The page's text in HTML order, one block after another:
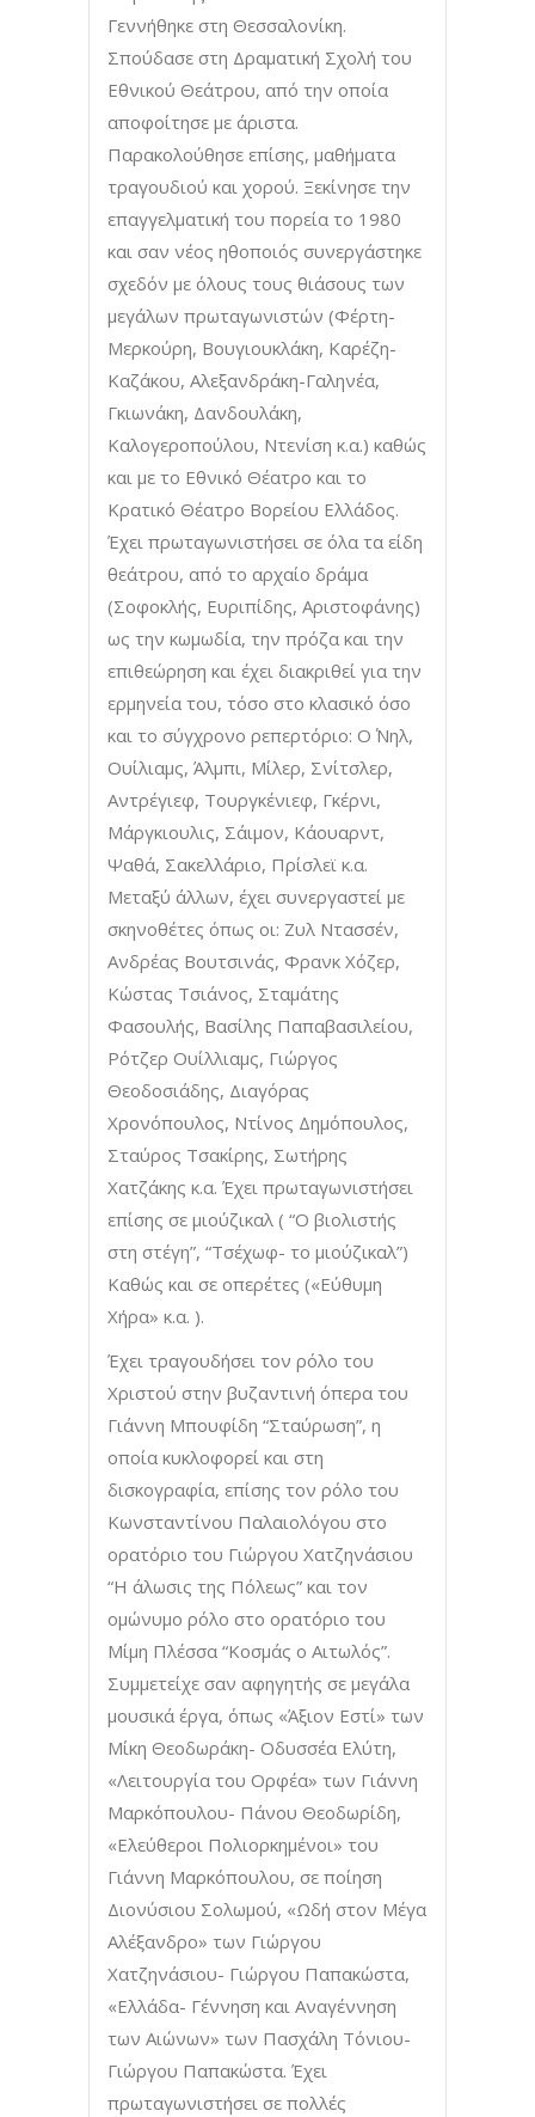
Γεννήθηκε στη Θεσσαλονίκη.
Σπούδασε στη Δραματική Σχολή του
Εθνικού Θεάτρου, από την οποία
αποφοίτησε με άριστα.
Παρακολούθησε επίσης, μαθήματα
τραγουδιού και χορού. Ξεκίνησε την
επαγγελματική του πορεία το 1980
και σαν νέος ηθοποιός συνεργάστηκε
σχεδόν με όλους τους θιάσους των
μεγάλων πρωταγωνιστών (Φέρτη-
Μερκούρη, Bουγιουκλάκη, Καρέζη-
Καζάκου, Αλεξανδράκη-Γαληνέα,
Γκιωνάκη, Δανδουλάκη,
Καλογεροπούλου, Ντενίση κ.α.) καθώς
και με το Εθνικό Θέατρο και το
Κρατικό Θέατρο Βορείου Ελλάδος.
Έχει πρωταγωνιστήσει σε όλα τα είδη
θεάτρου, από το αρχαίο δράμα
(Σοφοκλής, Ευριπίδης, Αριστοφάνης)
ως την κωμωδία, την πρόζα και την
επιθεώρηση και έχει διακριθεί για την
ερμηνεία του, τόσο στο κλασικό όσο
και το σύγχρονο ρεπερτόριο: Ο΄ Νηλ,
Ουίλιαμς, Άλμπι, Μίλερ, Σνίτσλερ,
Αντρέγιεφ, Τουργκένιεφ, Γκέρνι,
Mάργκιουλις, Σάιμον, Κάουαρντ,
Ψαθά, Σακελλάριο, Πρίσλεϊ κ.α.
Μεταξύ άλλων, έχει συνεργαστεί με
σκηνοθέτες όπως οι: Ζυλ Ντασσέν,
Ανδρέας Βουτσινάς, Φρανκ Χόζερ,
Κώστας Τσιάνος, Σταμάτης
Φασουλής, Βασίλης Παπαβασιλείου,
Ρότζερ Ουίλλιαμς, Γιώργος
Θεοδοσιάδης, Διαγόρας
Χρονόπουλος, Ντίνος Δημόπουλος,
Σταύρος Τσακίρης, Σωτήρης
Χατζάκης κ.α. Έχει πρωταγωνιστήσει
επίσης σε μιούζικαλ ( “Ο βιολιστής
στη στέγη”, “Τσέχωφ- το μιούζικαλ”)
Καθώς και σε οπερέτες («Εύθυμη
Χήρα» κ.α. ).
Έχει τραγουδήσει τον ρόλο του
Χριστού στην βυζαντινή όπερα του
Γιάννη Μπουφίδη “Σταύρωση”, η
οποία κυκλοφορεί και στη
δισκογραφία, επίσης τον ρόλο του
Κωνσταντίνου Παλαιολόγου στο
ορατόριο του Γιώργου Χατζηνάσιου
“Η άλωσις της Πόλεως” και τον
ομώνυμο ρόλο στο ορατόριο του
Μίμη Πλέσσα “Κοσμάς ο Αιτωλός”.
Συμμετείχε σαν αφηγητής σε μεγάλα
μουσικά έργα, όπως «Άξιον Εστί» των
Μίκη Θεοδωράκη- Οδυσσέα Ελύτη,
«Λειτουργία του Ορφέα» των Γιάννη
Μαρκόπουλου- Πάνου Θεοδωρίδη,
«Ελεύθεροι Πολιορκημένοι» του
Γιάννη Μαρκόπουλου, σε ποίηση
Διονύσιου Σολωμού, «Ωδή στον Μέγα
Αλέξανδρο» των Γιώργου
Χατζηνάσιου- Γιώργου Παπακώστα,
«Ελλάδα- Γέννηση και Αναγέννηση
των Αιώνων» των Πασχάλη Τόνιου-
Γιώργου Παπακώστα. Έχει
πρωταγωνιστήσει σε πολλές